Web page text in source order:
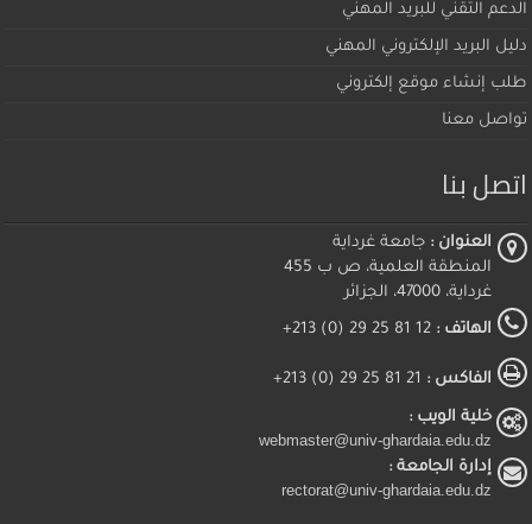
الدعم التقني للبريد المهني
دليل البريد الإلكتروني المهني
طلب إنشاء موقع إلكتروني
تواصل معنا
اتصل بنا
العنوان : جامعة غرداية
المنطقة العلمية، ص ب 455
غرداية، 47000، الجزائر
الهاتف : 12 81 25 29 (0) 213+
الفاكس :
خلية الويب :
webmaster@univ-ghardaia.edu.dz
إدارة الجامعة :
rectorat@univ-ghardaia.edu.dz